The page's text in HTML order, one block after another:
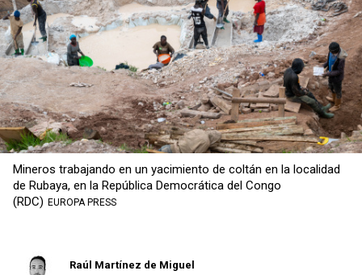
Copiar
Mineros trabajando en un yacimiento de coltán en la localidad
de Rubaya, en la República Democrática del Congo
(RDC) EUROPA PRESS
Raúl Martínez de Miguel